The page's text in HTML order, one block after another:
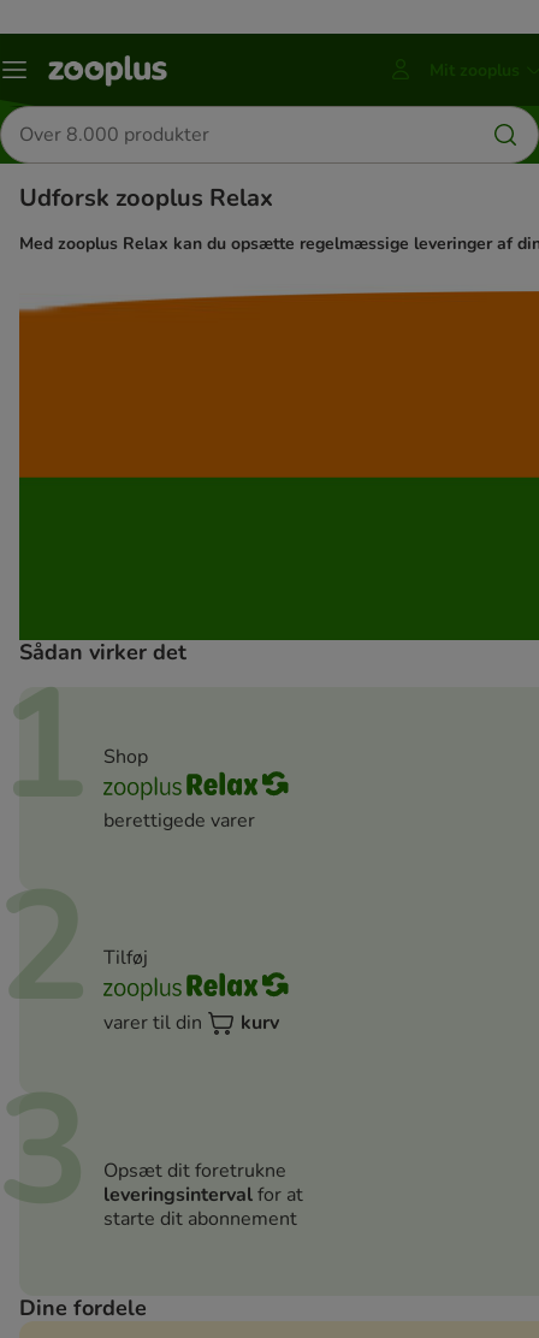
Menu
kategori
Tryk
ENTER
Mit zooplus
Søg
efter
produkter
Udforsk zooplus Relax
Med zooplus Relax kan du opsætte regelmæssige leveringer af
Sådan virker det
Shop
berettigede varer
Tilføj
varer til din kurv
Opsæt dit foretrukne
leveringsintervalfor at
starte dit abonnement
Dine fordele